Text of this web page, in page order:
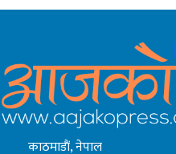
काठमाडाैं, नेपाल